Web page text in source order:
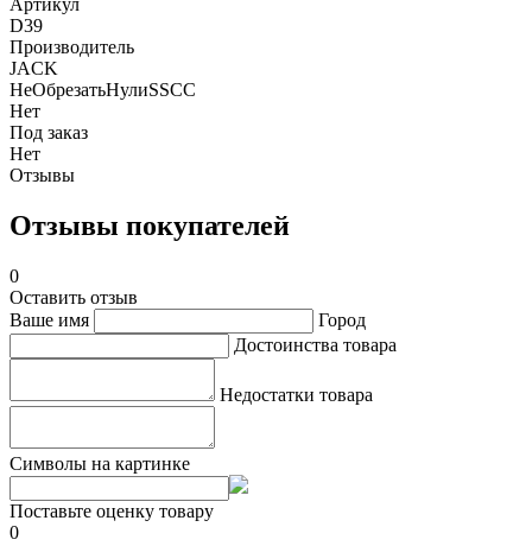
Артикул
D39
Производитель
JACK
НеОбрезатьНулиSSCC
Нет
Под заказ
Нет
Отзывы
Отзывы покупателей
0
Оставить отзыв
Ваше имя
Город
Достоинства товара
Недостатки товара
Символы на картинке
Поставьте оценку товару
0